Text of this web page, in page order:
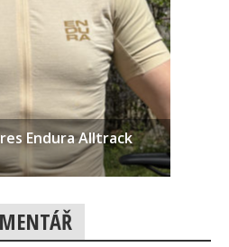
Endura Alltrack